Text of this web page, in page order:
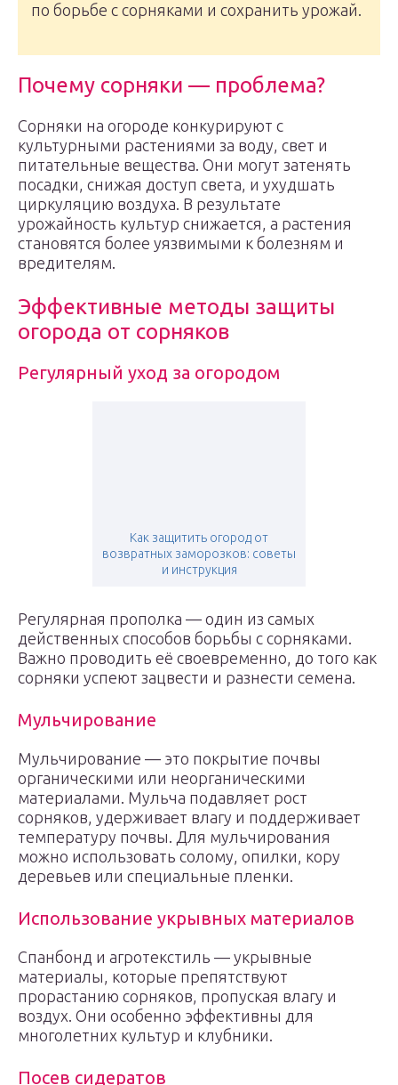
по борьбе с сорняками и сохранить урожай.
Почему сорняки — проблема?
Сорняки на огороде конкурируют с
культурными растениями за воду, свет и
питательные вещества. Они могут затенять
посадки, снижая доступ света, и ухудшать
циркуляцию воздуха. В результате
урожайность культур снижается, а растения
становятся более уязвимыми к болезням и
вредителям.
Эффективные методы защиты
огорода от сорняков
Регулярный уход за огородом
Как защитить огород от
возвратных заморозков: советы
и инструкция
Регулярная прополка — один из самых
действенных способов борьбы с сорняками.
Важно проводить её своевременно, до того как
сорняки успеют зацвести и разнести семена.
Мульчирование
Мульчирование — это покрытие почвы
органическими или неорганическими
материалами. Мульча подавляет рост
сорняков, удерживает влагу и поддерживает
температуру почвы. Для мульчирования
можно использовать солому, опилки, кору
деревьев или специальные пленки.
Использование укрывных материалов
Спанбонд и агротекстиль — укрывные
материалы, которые препятствуют
прорастанию сорняков, пропуская влагу и
воздух. Они особенно эффективны для
многолетних культур и клубники.
Посев сидератов